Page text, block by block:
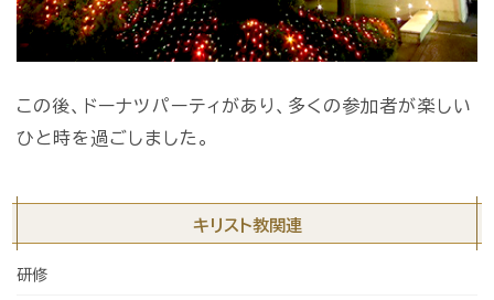
この後、ドーナツパーティがあり、多くの参加者が楽しい
ひと時を過ごしました。
キリスト教関連
研修